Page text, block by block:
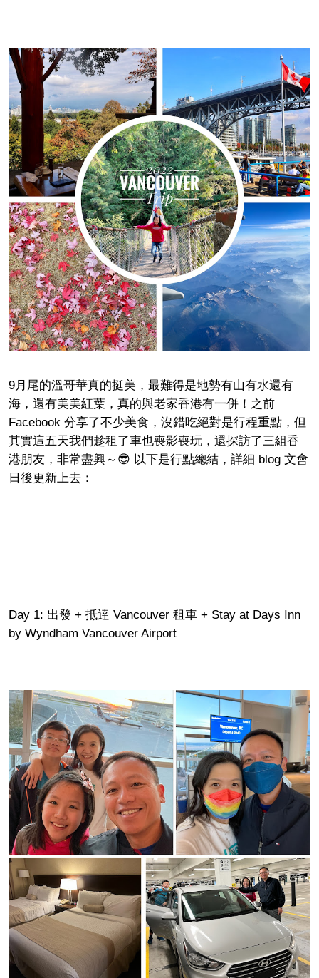
9月尾的溫哥華真的挺美，最難得是地勢有山有水還有
海，還有美美紅葉，真的與老家香港有一併！之前
Facebook 分享了不少美食，沒錯吃絕對是行程重點，但
其實這五天我們趁租了車也喪影喪玩，還探訪了三組香
港朋友，非常盡興～😎 以下是行點總結，詳細 blog 文會
日後更新上去：
Day 1: 出發 + 抵達 Vancouver 租車 + Stay at Days Inn
by Wyndham Vancouver Airport